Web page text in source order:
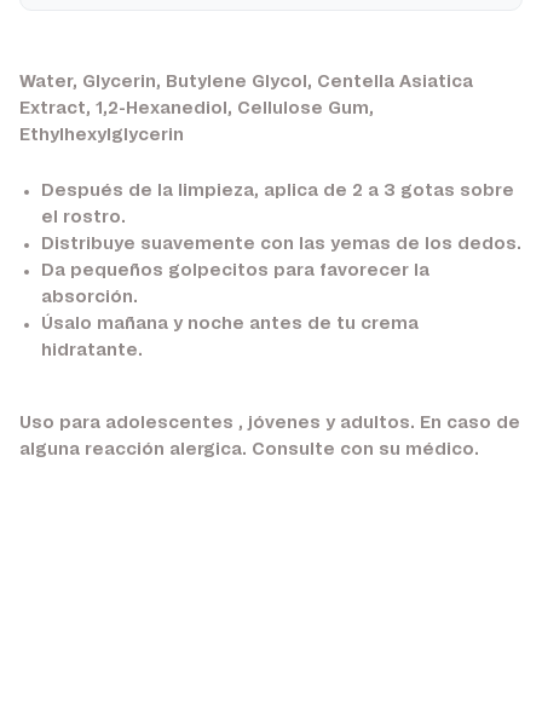
Water, Glycerin, Butylene Glycol, Centella Asiatica
Extract, 1,2-Hexanediol, Cellulose Gum,
Ethylhexylglycerin
Después de la limpieza, aplica de 2 a 3 gotas sobre
el rostro.
Distribuye suavemente con las yemas de los dedos.
Da pequeños golpecitos para favorecer la
absorción.
Úsalo mañana y noche antes de tu crema
hidratante.
Uso para adolescentes , jóvenes y adultos. En caso de
alguna reacción alergica. Consulte con su médico.